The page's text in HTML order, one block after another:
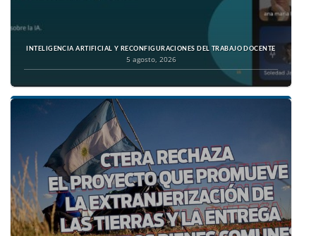
INTELIGENCIA ARTIFICIAL Y RECONFIGURACIONES DEL TRABAJO DOCENTE
5 agosto, 2026